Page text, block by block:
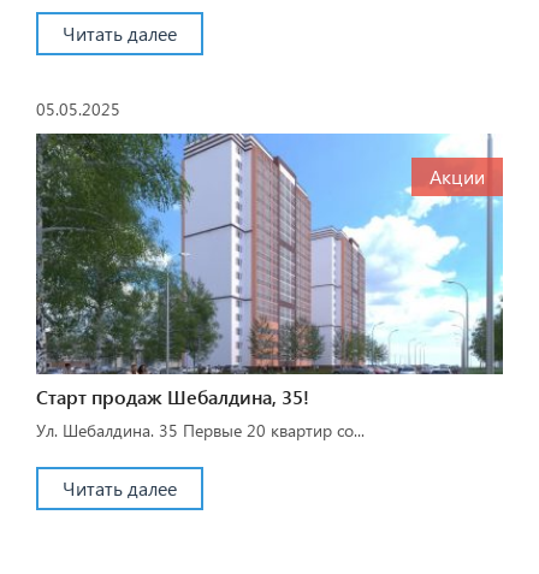
Читать далее
05.05.2025
Акции
Старт продаж Шебалдина, 35!
Ул. Шебалдина. 35 Первые 20 квартир со...
Читать далее